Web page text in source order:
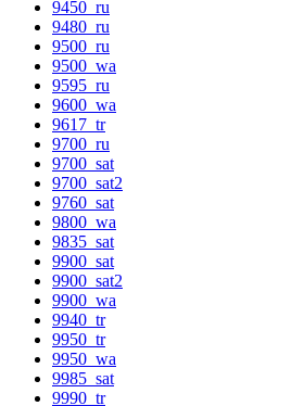
9450_ru
9480_ru
9500_ru
9500_wa
9595_ru
9600_wa
9617_tr
9700_ru
9700_sat
9700_sat2
9760_sat
9800_wa
9835_sat
9900_sat
9900_sat2
9900_wa
9940_tr
9950_tr
9950_wa
9985_sat
9990_tr